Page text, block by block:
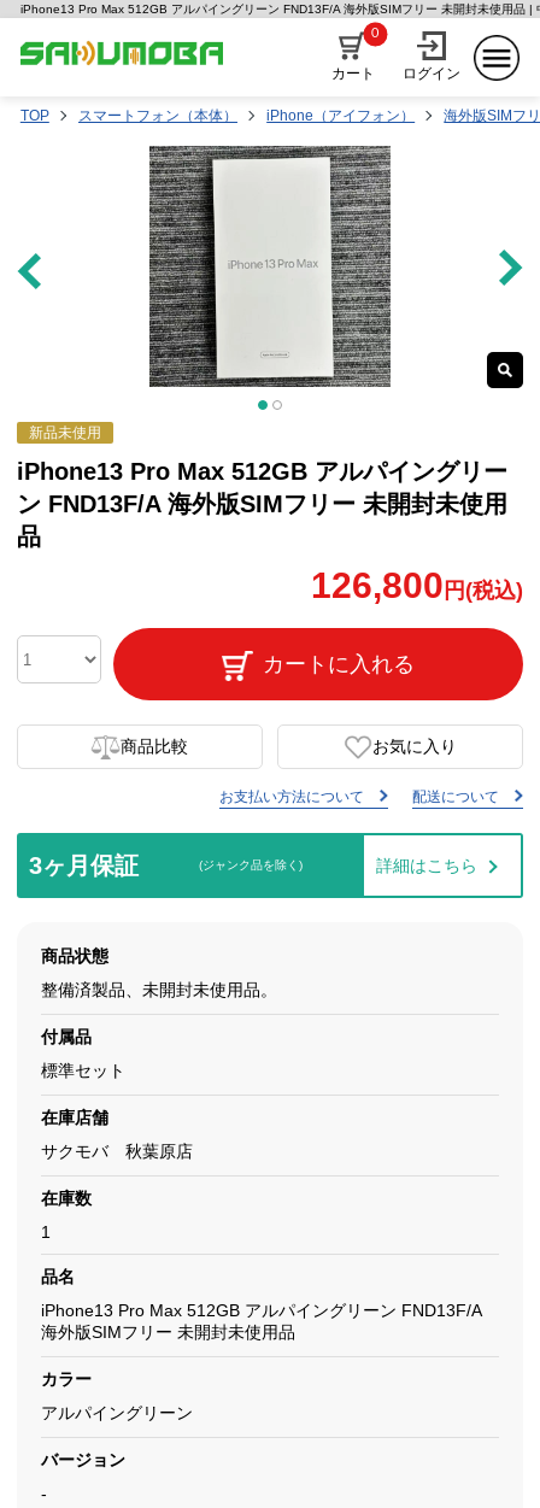
iPhone13 Pro Max 512GB アルパイングリーン FND13F/A 海外版SIMフリー 未開封未使用品 |
カート
0
ログイン
TOP スマートフォン（本体） iPhone（アイフォン） 海外版SIMフ
新品未使用
iPhone13 Pro Max 512GB アルパイングリー
ン FND13F/A 海外版SIMフリー 未開封未使用
品
126,800 円(税込)
カートに入れる
商品比較 お気に入り
お支払い方法について 配送について
3ヶ月保証 (ジャンク品を除く) 詳細はこちら
商品状態
整備済製品、未開封未使用品。
付属品
標準セット
在庫店舗
サクモバ 秋葉原店
在庫数
1
品名
iPhone13 Pro Max 512GB アルパイングリーン FND13F/A
海外版SIMフリー 未開封未使用品
カラー
アルパイングリーン
バージョン
-